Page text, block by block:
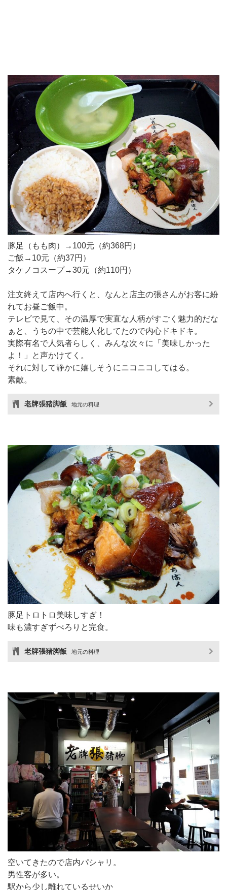
豚足（もも肉）→100元（約368円）
ご飯→10元（約37円）
タケノコスープ→30元（約110円）
注文終えて店内へ行くと、なんと店主の張さんがお客に紛
れてお昼ご飯中。
テレビで見て、その温厚で実直な人柄がすごく魅力的だな
ぁと、うちの中で芸能人化してたので内心ドキドキ。
実際有名で人気者らしく、みんな次々に「美味しかった
よ！」と声かけてく。
それに対して静かに嬉しそうにニコニコしてはる。
素敵。
老牌張猪脚飯 地元の料理
豚足トロトロ美味しすぎ！
味も濃すぎずぺろりと完食。
老牌張猪脚飯 地元の料理
空いてきたので店内パシャリ。
男性客が多い。
駅から少し離れているせいか